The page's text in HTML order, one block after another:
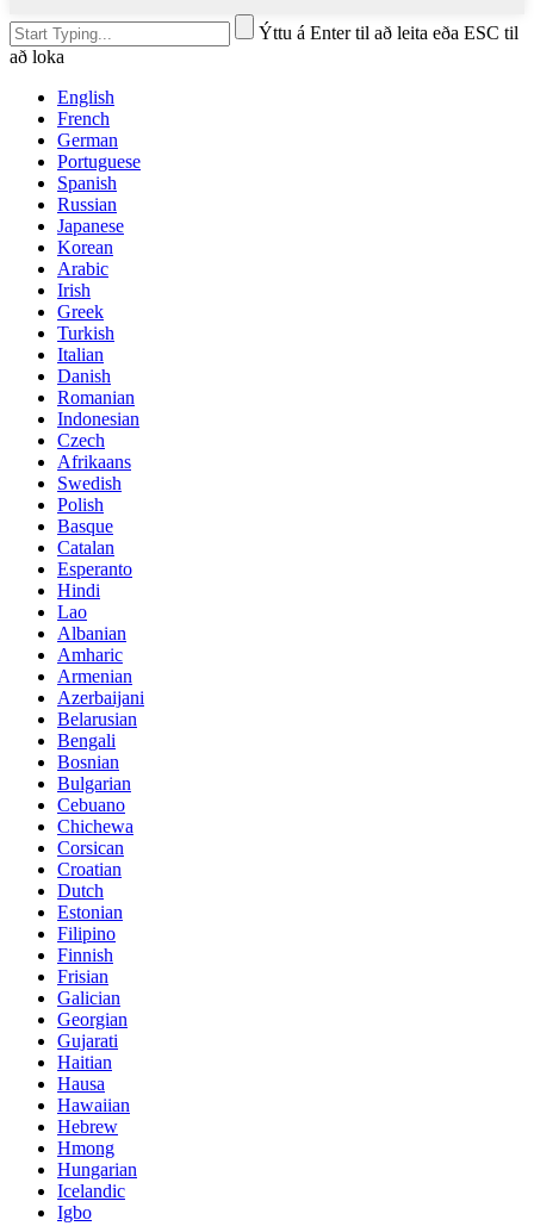
Ýttu á Enter til að leita eða ESC til
að loka
English
French
German
Portuguese
Spanish
Russian
Japanese
Korean
Arabic
Irish
Greek
Turkish
Italian
Danish
Romanian
Indonesian
Czech
Afrikaans
Swedish
Polish
Basque
Catalan
Esperanto
Hindi
Lao
Albanian
Amharic
Armenian
Azerbaijani
Belarusian
Bengali
Bosnian
Bulgarian
Cebuano
Chichewa
Corsican
Croatian
Dutch
Estonian
Filipino
Finnish
Frisian
Galician
Georgian
Gujarati
Haitian
Hausa
Hawaiian
Hebrew
Hmong
Hungarian
Icelandic
Igbo